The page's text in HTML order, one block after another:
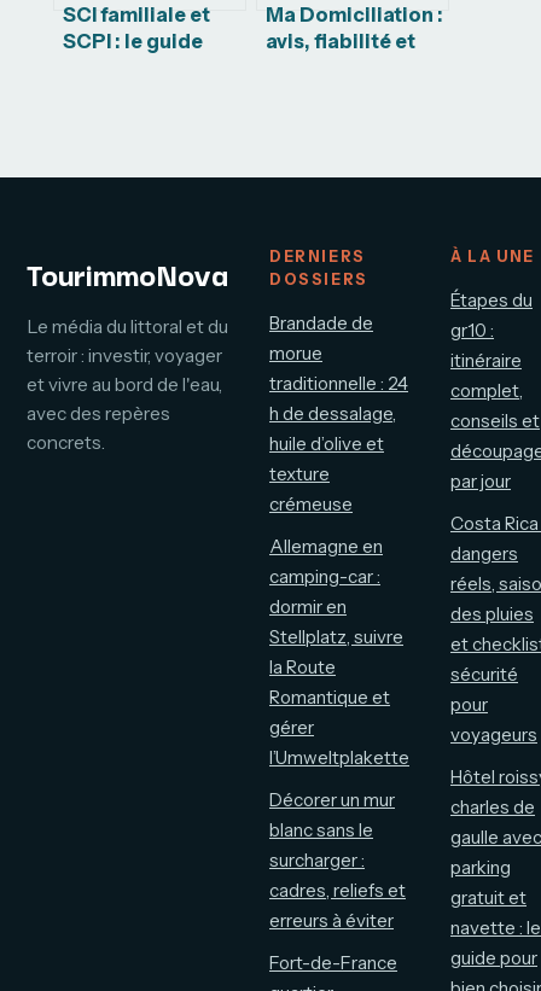
SCI familiale et
SCPI : le guide
Ma Domiciliation :
avis, fiabilité et
TourimmoNova
Le média du littoral et du
terroir : investir, voyager
et vivre au bord de l'eau,
avec des repères
concrets.
DERNIERS
DOSSIERS
Brandade de
morue
traditionnelle : 24
h de dessalage,
huile d’olive et
texture
crémeuse
Allemagne en
camping-car :
dormir en
Stellplatz, suivre
la Route
Romantique et
gérer
l’Umweltplakette
Décorer un mur
blanc sans le
surcharger :
cadres, reliefs et
erreurs à éviter
Fort-de-France
À LA UNE
Étapes du
gr10 :
itinéraire
complet,
conseils et
par jour
Costa Rica
dangers
réels,
des pluies
et
sécurité
pour
voyageurs
Hôtel
charles de
gaulle avec
parking
gratuit et
navette : le
guide pour